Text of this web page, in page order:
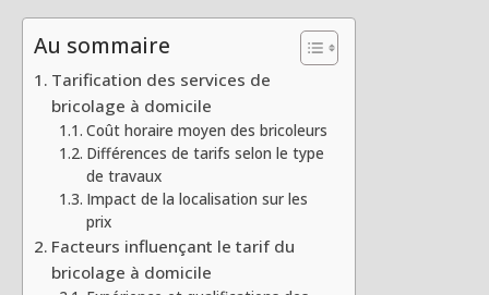
Au sommaire
Tarification des services de
bricolage à domicile
Coût horaire moyen des bricoleurs
Différences de tarifs selon le type
de travaux
Impact de la localisation sur les
prix
Facteurs influençant le tarif du
bricolage à domicile